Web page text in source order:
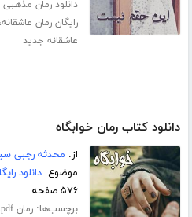
دانلود رمان مذهبی
رایگان رمان عاشقانه
عاشقانه جدید
دانلود کتاب رمان خوابگاه
از: محدثه رجبی
موضوع:دانلود
۵۷۶ صفحه
برچسب‌ها:رمان pdf